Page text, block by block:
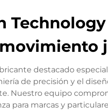
destacado
de precisión y el
Nuestro equipo
para marcas y